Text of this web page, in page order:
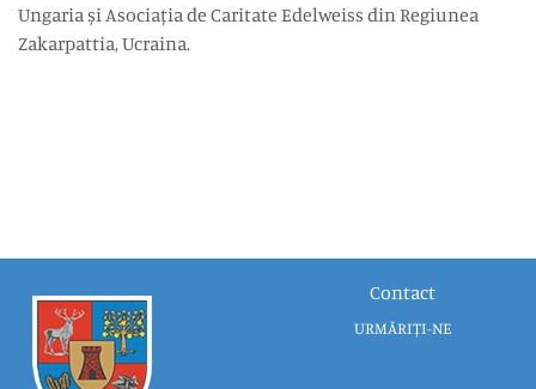
Ungaria și Asociația de Caritate Edelweiss din Regiunea
Zakarpattia, Ucraina.
Contact
URMĂRIȚI-NE